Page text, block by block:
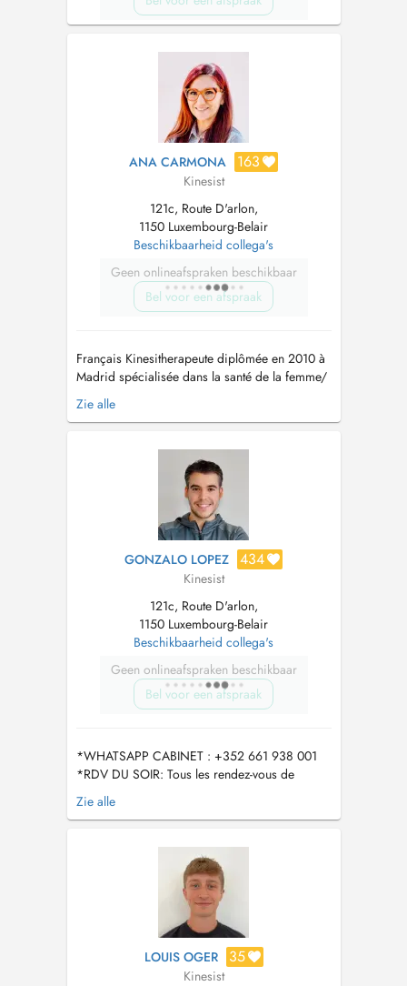
ANA CARMONA 163
Kinesist
121c, Route D'arlon,
1150 Luxembourg-Belair
Beschikbaarheid collega's
Geen onlineafspraken beschikbaar
Bel voor een afspraak
Français Kinesitherapeute diplômée en 2010 à
Madrid spécialisée dans la santé de la femme/
le nourrisson/ la machoire et la posture: - Prise
en charge pré et post-partum - Préparation
methode 5P...) - Rééducation du plancher
pelvienne (urinaire et fecal...
Zie alle
GONZALO LOPEZ 434
Kinesist
121c, Route D'arlon,
1150 Luxembourg-Belair
Beschikbaarheid collega's
Geen onlineafspraken beschikbaar
Bel voor een afspraak
*WHATSAPP CABINET : +352 661 938 001
*RDV DU SOIR: Tous les rendez-vous de
l'après-midi à partir de 16:00h seront pris en
charge par Javier Ruiz, kinésithérapeute
sport et performance. Vous pouvez choisir son
nom sur la reservation. ----- Je suis...
Zie alle
LOUIS OGER 35
Kinesist